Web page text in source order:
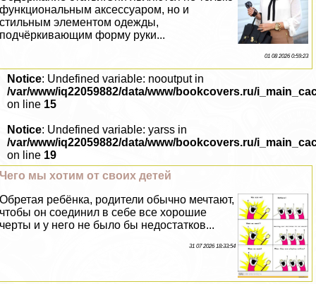
функциональным аксессуаром, но и
стильным элементом одежды,
подчёркивающим форму руки...
01 08 2026 0:59:23
Notice: Undefined variable: nooutput in
/var/www/iq22059882/data/www/bookcovers.ru/
on line 15
Notice: Undefined variable: yarss in
/var/www/iq22059882/data/www/bookcovers.ru/
on line 19
Чего мы хотим от своих детей
Обретая ребёнка, родители обычно мечтают,
чтобы он соединил в себе все хорошие
черты и у него не было бы недостатков...
31 07 2026 18:33:54